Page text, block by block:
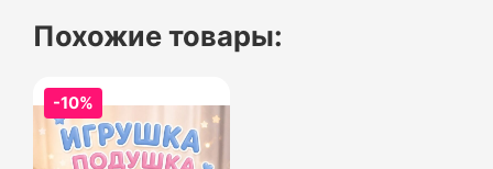
Похожие товары:
-10%